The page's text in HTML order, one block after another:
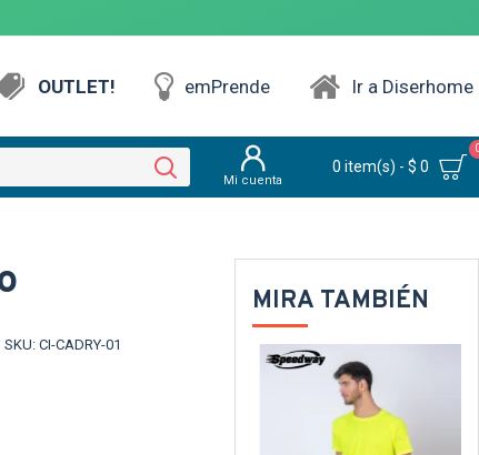
OUTLET! emPrende Ir a Diserhome
Mi cuenta
0 item(s) - $ 0
SKU: CI-CADRY-01
MIRA TAMBIÉN
TEXTTRANSPARENTE